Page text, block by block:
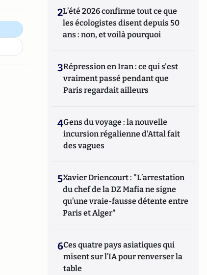
2L’été 2026 confirme tout ce que
les écologistes disent depuis 50
ans : non, et voilà pourquoi
3Répression en Iran : ce qui s'est
vraiment passé pendant que
Paris regardait ailleurs
4Gens du voyage : la nouvelle
incursion régalienne d'Attal fait
des vagues
5Xavier Driencourt : "L’arrestation
du chef de la DZ Mafia ne signe
qu’une vraie-fausse détente entre
Paris et Alger"
6Ces quatre pays asiatiques qui
misent sur l’IA pour renverser la
table